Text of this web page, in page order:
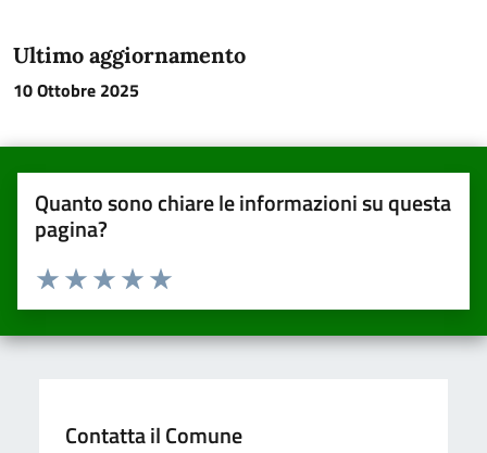
Ultimo aggiornamento
10 Ottobre 2025
Quanto sono chiare le informazioni su questa
pagina?
Valuta da 1 a 5 stelle la pagina
Valuta 5 stelle su 5
Valuta 4 stelle su 5
Valuta 3 stelle su 5
Valuta 2 stelle su 5
Valuta una stella su 5
Contatta il Comune